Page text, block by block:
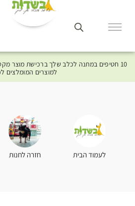
10 חטיפים במתנה לכלב שלך ברכישת מוצר
למוצרים המומלצים
לעמוד הבית חזרה לחנות